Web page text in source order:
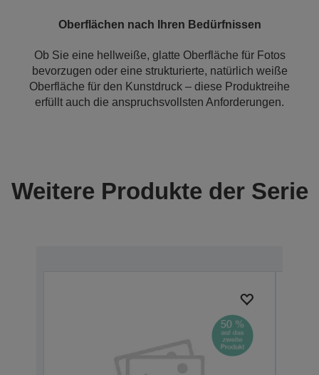
Oberflächen nach Ihren Bedürfnissen
Ob Sie eine hellweiße, glatte Oberfläche für Fotos
bevorzugen oder eine strukturierte, natürlich weiße
Oberfläche für den Kunstdruck – diese Produktreihe
erfüllt auch die anspruchsvollsten Anforderungen.
Weitere Produkte der Serie